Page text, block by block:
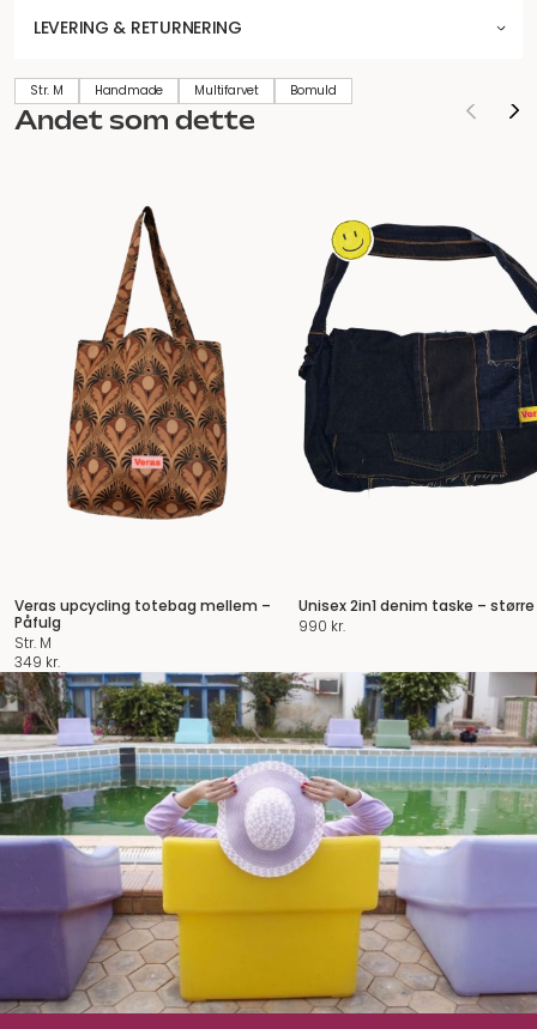
LEVERING & RETURNERING
Str. M Handmade Multifarvet Bomuld
Andet som dette
Veras upcycling totebag mellem –
Påfulg
Str. M
349 kr.
Unisex 2in1 denim taske – større
990 kr.